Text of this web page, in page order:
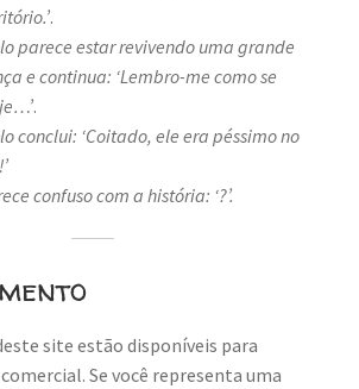
.
parece estar revivendo uma grande
e continua: ‘Lembro-me como se
.
conclui: ‘Coitado, ele era péssimo no
confuso com a história: ‘?’.
site estão disponíveis para
Se você representa uma